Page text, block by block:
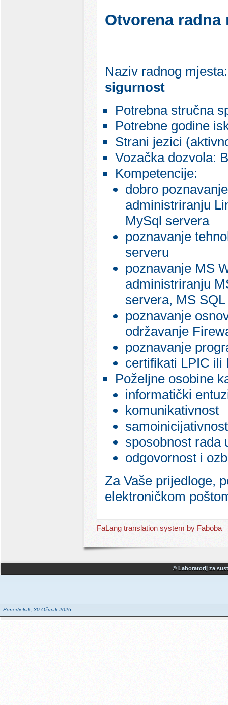
Otvorena radna
Naziv radnog
sigurnost
Potrebna stručna
Potrebne godine
Strani jezici
Vozačka dozvola:
Kompetencije:
dobro
administriranju
MySql servera
poznavanje
serveru
poznavanje MS
administriranju
servera, MS
poznavanje
održavanje
poznavanje
certifikati LPIC ili
Poželjne osobine
informatički
komunikativnost
samoinicijativnost
sposobnost rada
odgovornost i
Za Vaše prijedloge,
elektroničkom
FaLang translation system by Faboba
© Laboratorij za
Ponedjeljak, 30 Ožujak 2026